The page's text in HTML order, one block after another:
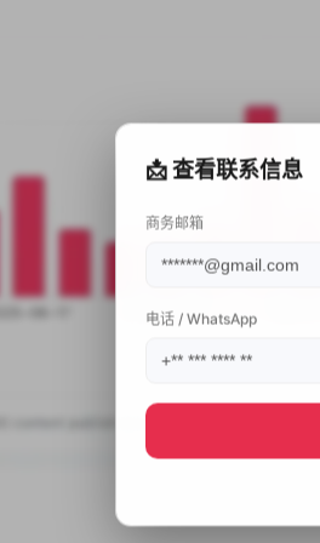
📩 查看联系信息
商务邮箱
电话 / WhatsApp